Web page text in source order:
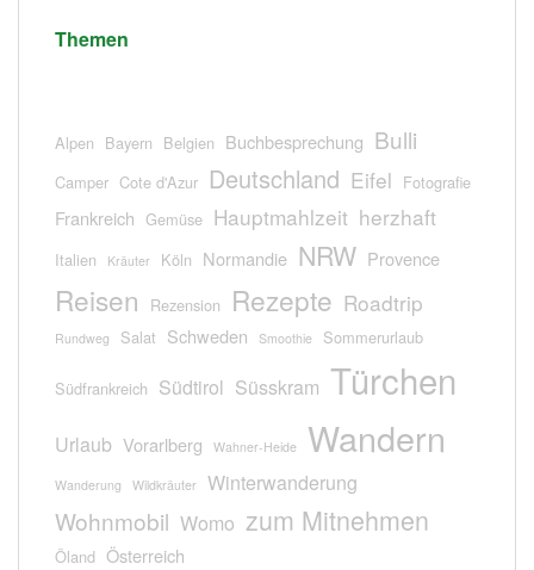
Themen
Alpen Bayern Belgien Buchbesprechung Bulli
Camper Cote d'Azur Deutschland Eifel Fotografie
Frankreich Gemüse Hauptmahlzeit herzhaft
Italien Kräuter Köln Normandie NRW Provence
Reisen Rezension Rezepte Roadtrip
Rundweg Salat Schweden Smoothie Sommerurlaub
Südfrankreich Südtirol Süsskram Türchen
Urlaub Vorarlberg Wahner-Heide Wandern
Wanderung Wildkräuter Winterwanderung
Wohnmobil Womo zum Mitnehmen
Öland Österreich